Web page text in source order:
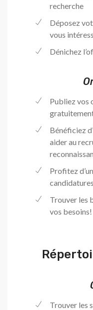
recherche
Déposez
vous
Dénichez
Publiez vos
Bénéficiez
aider au
Profitez
Trouver les
vos besoins!
Trouver les